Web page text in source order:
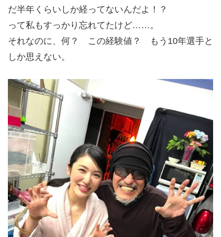
だ半年くらいしか経ってないんだよ！？
って私もすっかり忘れてたけど……。
それなのに、何？ この経験値？ もう10年選手と
しか思えない。